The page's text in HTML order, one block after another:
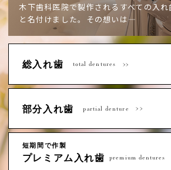
木下歯科医院で製作されるすべての入れ
と名付けました。 その想いは―
総入れ歯 total dentures
部分入れ歯 partial denture
短期間で作製
プレミアム入れ歯 premium dentures